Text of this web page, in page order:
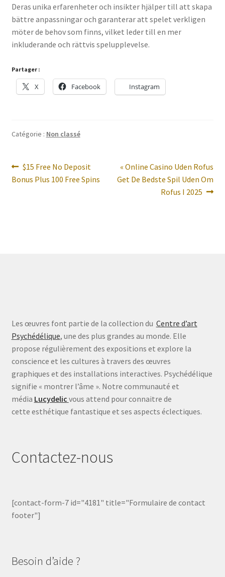
Deras unika erfarenheter och insikter hjälper till att skapa
bättre anpassningar och garanterar att spelet verkligen
möter de behov som finns, vilket leder till en mer
inkluderande och rättvis spelupplevelse.
Partager :
X Facebook Instagram
Catégorie : Non classé
Navigation
de
Article
précédent :
$15 Free No Deposit
Bonus Plus 100 Free Spins
Article
suivant :
« Online Casino Uden Rofus
Get De Bedste Spil Uden Om
Rofus I 2025
Les œuvres font partie de la collection du Centre d’art
Psychédélique, une des plus grandes au monde. Elle
propose régulièrement des expositions et explore la
conscience et les cultures à travers des œuvres
graphiques et des installations interactives. Psychédélique
signifie « montrer l’âme ». Notre communauté et
média Lucydelic vous attend pour connaitre de
cette esthétique fantastique et ses aspects éclectiques.
Contactez-nous
[contact-form-7 id="4181" title="Formulaire de contact
footer"]
Besoin d’aide ?